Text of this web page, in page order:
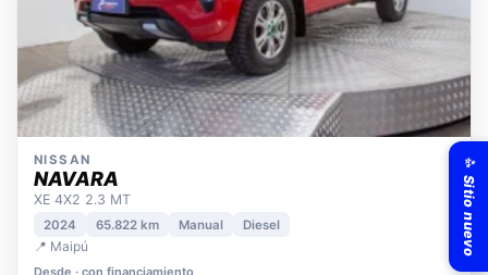
NISSAN
NAVARA
XE 4X2 2.3 MT
2024
📍 Maipú
✨ Sitio nuevo